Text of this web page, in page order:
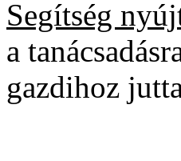
Segítség
a
gazdihoz